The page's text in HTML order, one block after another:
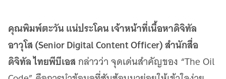
คุณพิมพ์ตะวัน แน่ประโคน เจ้าหน้าที่เนื้อหาดิจิทัล
อาวุโส (Senior Digital Content Officer) สำนักสื่อ
ดิจิทัล ไทยพีบีเอส กล่าวว่า จุดเด่นสำคัญของ “The Oil